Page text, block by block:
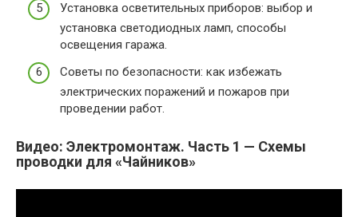
Установка осветительных приборов: выбор и
установка светодиодных ламп, способы
освещения гаража.
Советы по безопасности: как избежать
электрических поражений и пожаров при
проведении работ.
Видео: Электромонтаж. Часть 1 — Схемы
проводки для «Чайников»